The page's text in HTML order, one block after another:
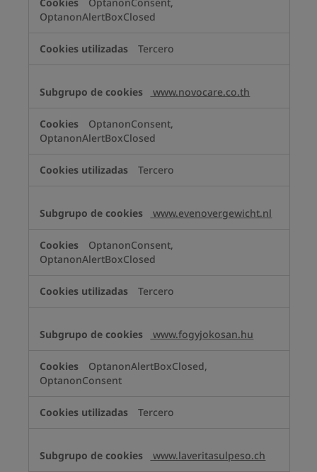
OptanonAlertBoxClosed
Tercero
www.novocare.co.th
OptanonConsent,
OptanonAlertBoxClosed
Tercero
www.evenovergewicht.nl
OptanonConsent,
OptanonAlertBoxClosed
Tercero
www.fogyjokosan.hu
OptanonAlertBoxClosed,
OptanonConsent
Tercero
www.laveritasulpeso.ch